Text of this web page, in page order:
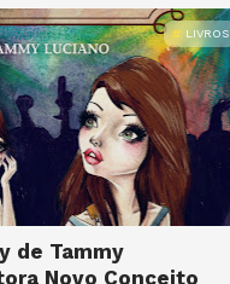
LIVROS
de Tammy
Novo Conceito